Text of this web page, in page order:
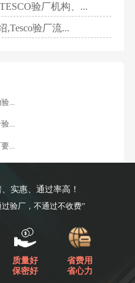
验厂机构、...
,Tesco验厂流...
...
...
...
实惠、通过率高！
验厂，不通过不收费”
质量好
保密好
省费用
省心力